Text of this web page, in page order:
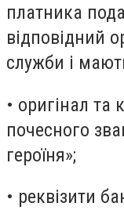
платника
відповідний
служби і
• оригінал та
почесного
героїня»;
• реквізити